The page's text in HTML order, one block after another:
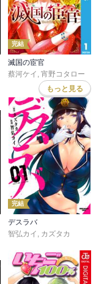
完結
滅国の宦官
蔡河ケイ , 宵野コタロー
もっと見る
完結
デスラバ
智弘カイ
カズタカ